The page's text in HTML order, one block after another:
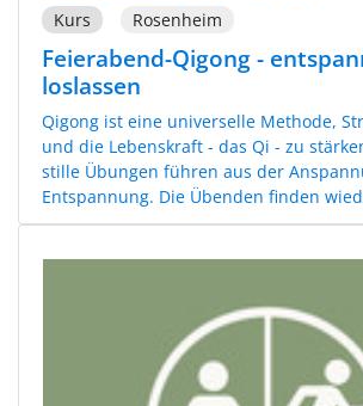
Kurs Rosenheim
Feierabend-Qigong -
loslassen
Qigong ist eine universelle Methode,
und die Lebenskraft - das Qi - zu
stille Übungen führen aus der
Entspannung. Die Übenden finden